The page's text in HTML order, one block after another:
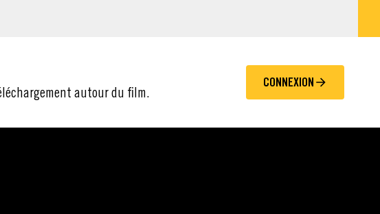
autour du film.
CONNEXION